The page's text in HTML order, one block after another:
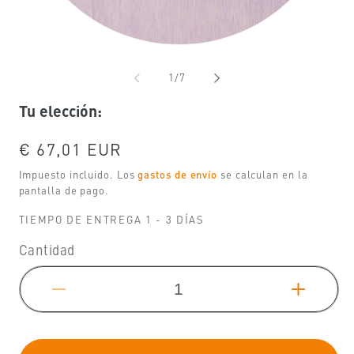
1/de
7
Tu elección:
Precio
habitual
€ 67,01 EUR
Impuesto incluido. Losgastos de envío se calculan en la
pantalla de pago.
TIEMPO DE ENTREGA 1 - 3 DÍAS
Cantidad
cantidad
para
para